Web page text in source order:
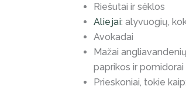
Riešutai ir sėklos
Aliejai: alyvuogių,
Avokadai
Mažai
paprikos ir pomidorai
Prieskoniai, tokie